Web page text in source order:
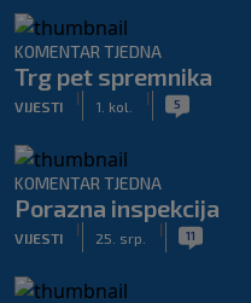
KOMENTAR TJEDNA
Trg pet spremnika
VIJESTI
|
1. kol.
| 5
KOMENTAR TJEDNA
Porazna inspekcija
VIJESTI
|
25. srp.
| 11